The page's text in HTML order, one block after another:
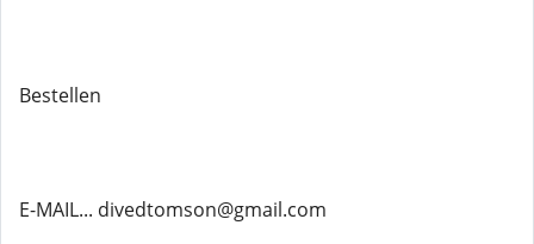
Bestellen
E-MAIL... divedtomson@gmail.com